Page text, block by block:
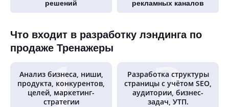
решений
рекламных каналов
Что входит в разработку лэндинга по
продаже Тренажеры
Анализ бизнеса, ниши,
продукта, конкурентов,
целей, маркетинг-
стратегии
Разработка структуры
страницы с учётом SEO,
аудитории, бизнес-
задач, УТП.